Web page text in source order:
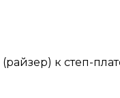
(райзер) к степ-